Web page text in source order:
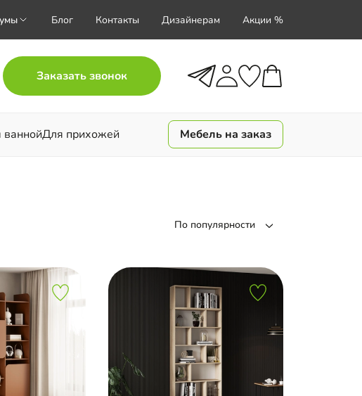
Блог Контакты Дизайнерам Акции %
Заказать звонок
Для прихожей Мебель на заказ
По популярности